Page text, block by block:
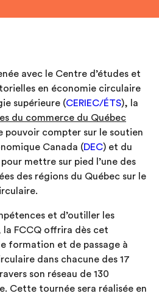
avec le Centre d’études et
en économie circulaire
supérieure (CERIEC/ÉTS), la
du commerce du Québec
pouvoir compter sur le soutien
Canada (DEC) et du
pour mettre sur pied l’une des
des régions du Québec sur le
et d’outiller les
la FCCQ offrira dès cet
formation et de passage à
dans chacune des 17
son réseau de 130
Cette tournée sera réalisée en